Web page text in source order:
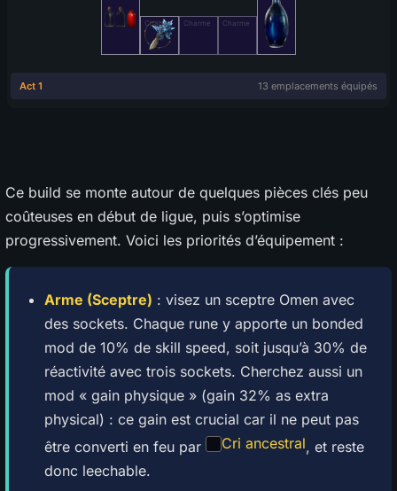
Ce build se monte autour de quelques pièces clés peu
coûteuses en début de ligue, puis s’optimise
progressivement. Voici les priorités d’équipement :
Arme (Sceptre) : visez un sceptre Omen avec
des sockets. Chaque rune y apporte un bonded
mod de 10% de skill speed, soit jusqu’à 30% de
réactivité avec trois sockets. Cherchez aussi un
mod « gain physique » (gain 32% as extra
physical) : ce gain est crucial car il ne peut pas
être converti en feu par
Cri ancestral, et reste
donc leechable.